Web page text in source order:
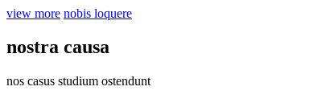
view more nobis loquere
nostra causa
nos casus studium ostendunt